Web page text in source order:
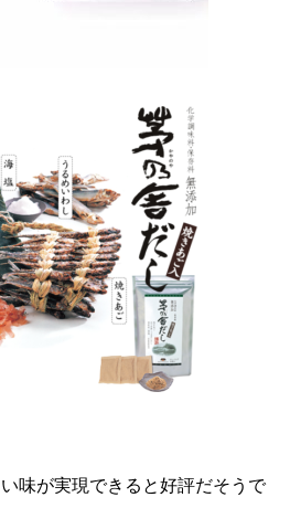
味が実現できると好評だそうで